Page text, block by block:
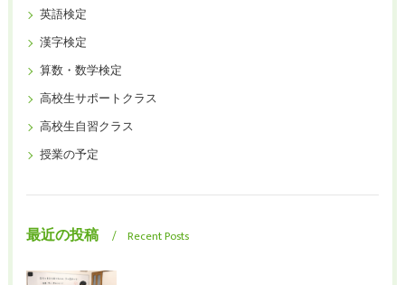
英語検定
漢字検定
算数・数学検定
高校生サポートクラス
高校生自習クラス
授業の予定
最近の投稿 Recent Posts